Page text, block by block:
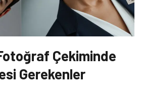
Çekiminde
Gerekenler